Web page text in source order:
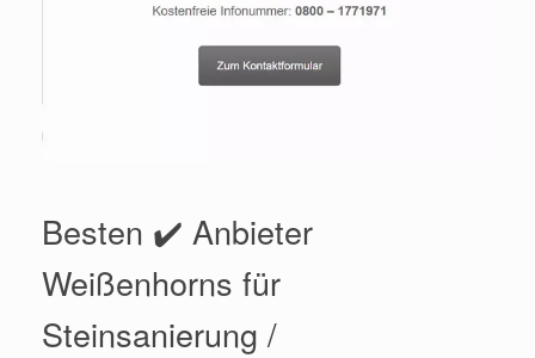
Besten ✔️ Anbieter
Weißenhorns für
Steinsanierung /